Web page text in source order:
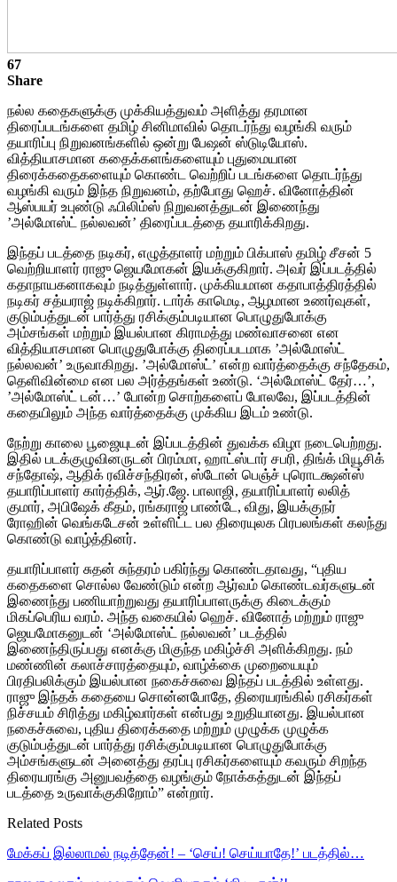
67
Share
நல்ல கதைகளுக்கு முக்கியத்துவம் அளித்து தரமான
திரைப்படங்களை தமிழ் சினிமாவில் தொடர்ந்து வழங்கி வரும்
தயாரிப்பு நிறுவனங்களில் ஒன்று பேஷன் ஸ்டுடியோஸ்.
வித்தியாசமான கதைக்களங்களையும் புதுமையான
திரைக்கதைகளையும் கொண்ட வெற்றிப் படங்களை தொடர்ந்து
வழங்கி வரும் இந்த நிறுவனம், தற்போது ஹெச். வினோத்தின்
ஆஸ்பயர் உபுண்டு ஃபிலிம்ஸ் நிறுவனத்துடன் இணைந்து
’அல்மோஸ்ட் நல்லவன்’ திரைப்படத்தை தயாரிக்கிறது.
இந்தப் படத்தை நடிகர், எழுத்தாளர் மற்றும் பிக்பாஸ் தமிழ் சீசன் 5
வெற்றியாளர் ராஜு ஜெயமோகன் இயக்குகிறார். அவர் இப்படத்தில்
கதாநாயகனாகவும் நடித்துள்ளார். முக்கியமான கதாபாத்திரத்தில்
நடிகர் சத்யராஜ் நடிக்கிறார். டார்க் காமெடி, ஆழமான உணர்வுகள்,
குடும்பத்துடன் பார்த்து ரசிக்கும்படியான பொழுதுபோக்கு
அம்சங்கள் மற்றும் இயல்பான கிராமத்து மண்வாசனை என
வித்தியாசமான பொழுதுபோக்கு திரைப்படமாக ’அல்மோஸ்ட்
நல்லவன்’ உருவாகிறது. ’அல்மோஸ்ட்’ என்ற வார்த்தைக்கு சந்தேகம்,
தெளிவின்மை என பல அர்த்தங்கள் உண்டு. ‘அல்மோஸ்ட் தேர்…’,
’அல்மோஸ்ட் டன்…’ போன்ற சொற்களைப் போலவே, இப்படத்தின்
கதையிலும் அந்த வார்த்தைக்கு முக்கிய இடம் உண்டு.
நேற்று காலை பூஜையுடன் இப்படத்தின் துவக்க விழா நடைபெற்றது.
இதில் படக்குழுவினருடன் பிரம்மா, ஹாட்ஸ்டார் சபரி, திங்க் மியூசிக்
சந்தோஷ், ஆதிக் ரவிச்சந்திரன், ஸ்டோன் பெஞ்ச் புரொடக்ஷன்ஸ்
தயாரிப்பாளர் கார்த்திக், ஆர்.ஜே. பாலாஜி, தயாரிப்பாளர் லலித்
குமார், அபிஷேக் கீதம், ரங்கராஜ் பாண்டே, விது, இயக்குநர்
ரோஹின் வெங்கடேசன் உள்ளிட்ட பல திரையுலக பிரபலங்கள் கலந்து
கொண்டு வாழ்த்தினர்.
தயாரிப்பாளர் சுதன் சுந்தரம் பகிர்ந்து கொண்டதாவது, “புதிய
கதைகளை சொல்ல வேண்டும் என்ற ஆர்வம் கொண்டவர்களுடன்
இணைந்து பணியாற்றுவது தயாரிப்பாளருக்கு கிடைக்கும்
மிகப்பெரிய வரம். அந்த வகையில் ஹெச். வினோத் மற்றும் ராஜு
ஜெயமோகனுடன் ‘அல்மோஸ்ட் நல்லவன்’ படத்தில்
இணைந்திருப்பது எனக்கு மிகுந்த மகிழ்ச்சி அளிக்கிறது. நம்
மண்ணின் கலாச்சாரத்தையும், வாழ்க்கை முறையையும்
பிரதிபலிக்கும் இயல்பான நகைச்சுவை இந்தப் படத்தில் உள்ளது.
ராஜு இந்தக் கதையை சொன்னபோதே, திரையரங்கில் ரசிகர்கள்
நிச்சயம் சிரித்து மகிழ்வார்கள் என்பது உறுதியானது. இயல்பான
நகைச்சுவை, புதிய திரைக்கதை மற்றும் முழுக்க முழுக்க
குடும்பத்துடன் பார்த்து ரசிக்கும்படியான பொழுதுபோக்கு
அம்சங்களுடன் அனைத்து தரப்பு ரசிகர்களையும் கவரும் சிறந்த
திரையரங்கு அனுபவத்தை வழங்கும் நோக்கத்துடன் இந்தப்
படத்தை உருவாக்குகிறோம்” என்றார்.
Related Posts
மேக்கப் இல்லாமல் நடித்தேன்! – ‘செய்! செய்யாதே!’ படத்தில்…